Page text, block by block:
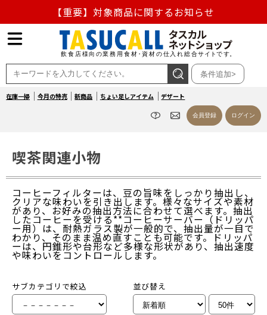
【重要】対象商品に関するお知らせ
【重要】熊本地震の影響による商品出荷停止のお知らせ
熊本県熊本地方を震源とする地震の影響によるお荷物のお
届け遅延について
条件追加>
在庫一掃 今月の特売 新商品 ちょい足しアイテム デザート
会員登録 ログイン
喫茶関連小物
コーヒーフィルターは、豆の旨味をしっかり抽出し、
クリアな味わいを引き出します。様々なサイズや素材
があり、お好みの抽出方法に合わせて選べます。抽出
したコーヒーを受ける**コーヒーサーバー（ドリッパ
ー用）は、耐熱ガラス製が一般的で、抽出量が一目で
わかり、そのまま温め直すことも可能です。ドリッパ
ーは、円錐形や台形など多様な形状があり、抽出速度
や味わいをコントロールします。
サブカテゴリで絞込 並び替え